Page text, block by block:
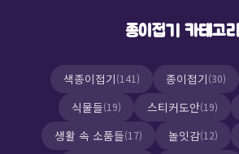
종이접기 카테고리
색종이접기(141) 종이접기(30)
식물들(19) 스티커도안(19)
생활 속 소품들(17) 놀잇감(12)